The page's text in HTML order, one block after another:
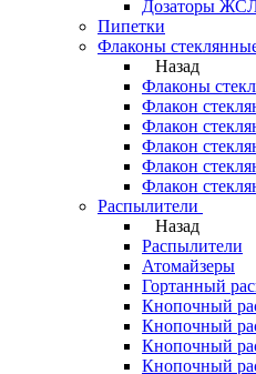
Дозаторы
Пипетки
Флаконы
Назад
Флаконы
Флакон
Флакон
Флакон
Флакон
Флакон
Распылители
Назад
Распылители
Атомайзеры
Гортанный
Кнопочный
Кнопочный
Кнопочный
Кнопочный